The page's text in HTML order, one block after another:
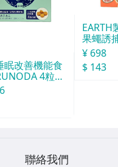
眠改善機能食
4粒22
EARTH
果蠅誘
¥ 698
$ 143
聯絡我們